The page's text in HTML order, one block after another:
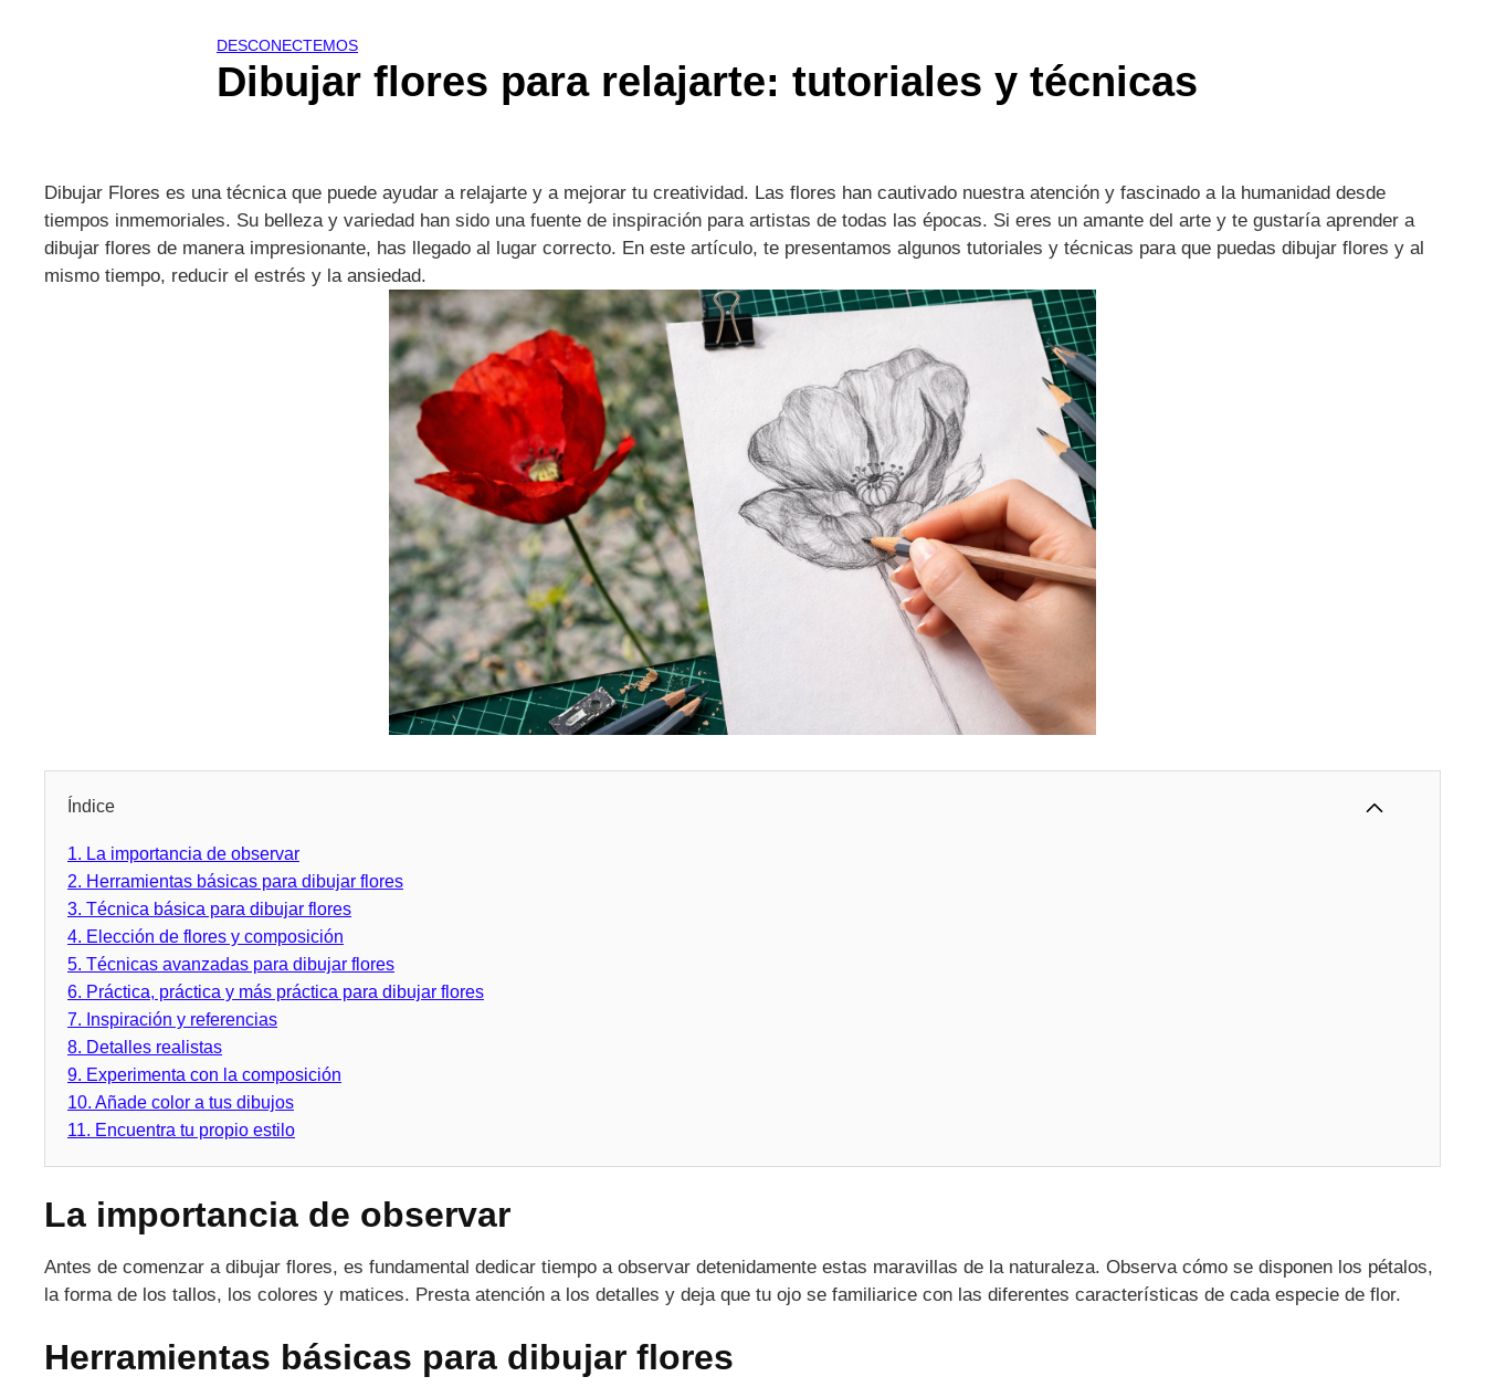
DESCONECTEMOS
Dibujar flores para relajarte: tutoriales y técnicas
Dibujar Flores es una técnica que puede ayudar a relajarte y a mejorar tu creatividad. Las flores han cautivado nuestra atención y fascinado a la humanidad desde
tiempos inmemoriales. Su belleza y variedad han sido una fuente de inspiración para artistas de todas las épocas. Si eres un amante del arte y te gustaría aprender a
dibujar flores de manera impresionante, has llegado al lugar correcto. En este artículo, te presentamos algunos tutoriales y técnicas para que puedas dibujar flores y al
mismo tiempo, reducir el estrés y la ansiedad.
Índice
1. La importancia de observar
2. Herramientas básicas para dibujar flores
3. Técnica básica para dibujar flores
4. Elección de flores y composición
5. Técnicas avanzadas para dibujar flores
6. Práctica, práctica y más práctica para dibujar flores
7. Inspiración y referencias
8. Detalles realistas
9. Experimenta con la composición
10. Añade color a tus dibujos
11. Encuentra tu propio estilo
La importancia de observar
Antes de comenzar a dibujar flores, es fundamental dedicar tiempo a observar detenidamente estas maravillas de la naturaleza. Observa cómo se disponen los pétalos,
la forma de los tallos, los colores y matices. Presta atención a los detalles y deja que tu ojo se familiarice con las diferentes características de cada especie de flor.
Herramientas básicas para dibujar flores